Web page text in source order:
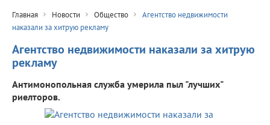
Главная Новости Общество
Агентство недвижимости
наказали за хитрую рекламу
Агентство недвижимости наказали за хитрую
рекламу
Антимонопольная служба умерила пыл "лучших"
риелторов.